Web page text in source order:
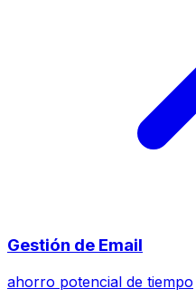
Gestión de Email
ahorro potencial de tiempo